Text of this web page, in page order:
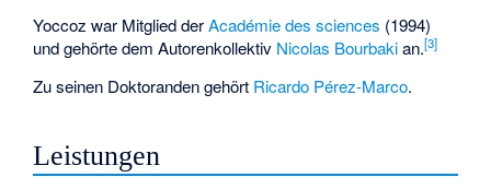
Yoccoz war Mitglied derAcadémie des sciences (1994)
und gehörte dem Autorenkollektiv Nicolas Bourbakian.[3]
Zu seinen Doktoranden gehört Ricardo Pérez-Marco.
Leistungen